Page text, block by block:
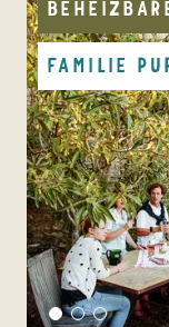
Tiere
FAMILIE